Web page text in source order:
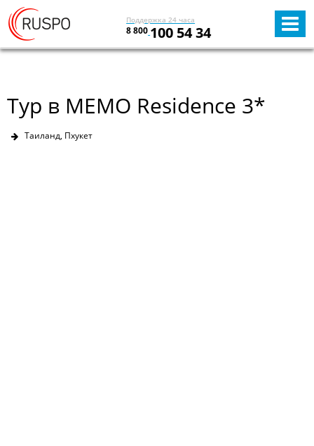
Поддержка 24 часа
8 800 100 54 34
Тур в MEMO Residence 3*
Таиланд, Пхукет